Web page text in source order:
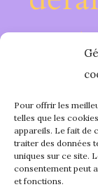
Pour offrir les
telles que les
appareils. Le fait de
traiter des données
uniques sur ce site.
consentement peut
et fonctions.